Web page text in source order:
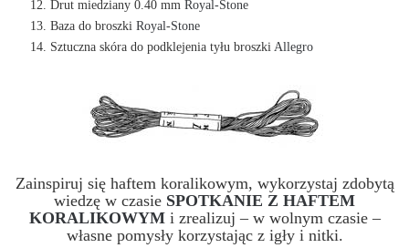
Drut miedziany 0.40 mm Royal-Stone
Baza do broszki Royal-Stone
Sztuczna skóra do podklejenia tyłu broszki Allegro
Zainspiruj się haftem koralikowym, wykorzystaj zdobytą
wiedzę w czasie SPOTKANIE Z HAFTEM
KORALIKOWYMi zrealizuj – w wolnym czasie –
własne pomysły korzystając z igły i nitki.